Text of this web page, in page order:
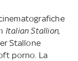
Italian Stallion,
Stallone
porno. La